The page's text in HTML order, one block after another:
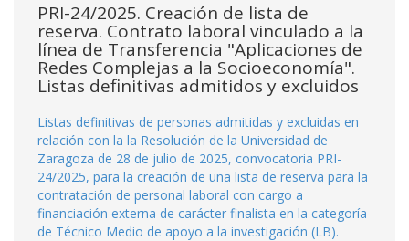
PRI-24/2025. Creación de lista de
reserva. Contrato laboral vinculado a la
línea de Transferencia "Aplicaciones de
Redes Complejas a la Socioeconomía".
Listas definitivas admitidos y excluidos
Listas definitivas de personas admitidas y excluidas en
relación con la la Resolución de la Universidad de
Zaragoza de 28 de julio de 2025, convocatoria PRI-
24/2025, para la creación de una lista de reserva para la
contratación de personal laboral con cargo a
financiación externa de carácter finalista en la categoría
de Técnico Medio de apoyo a la investigación (LB).